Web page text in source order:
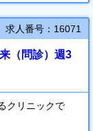
求人番号：16071
（問診）週3
クリニックで